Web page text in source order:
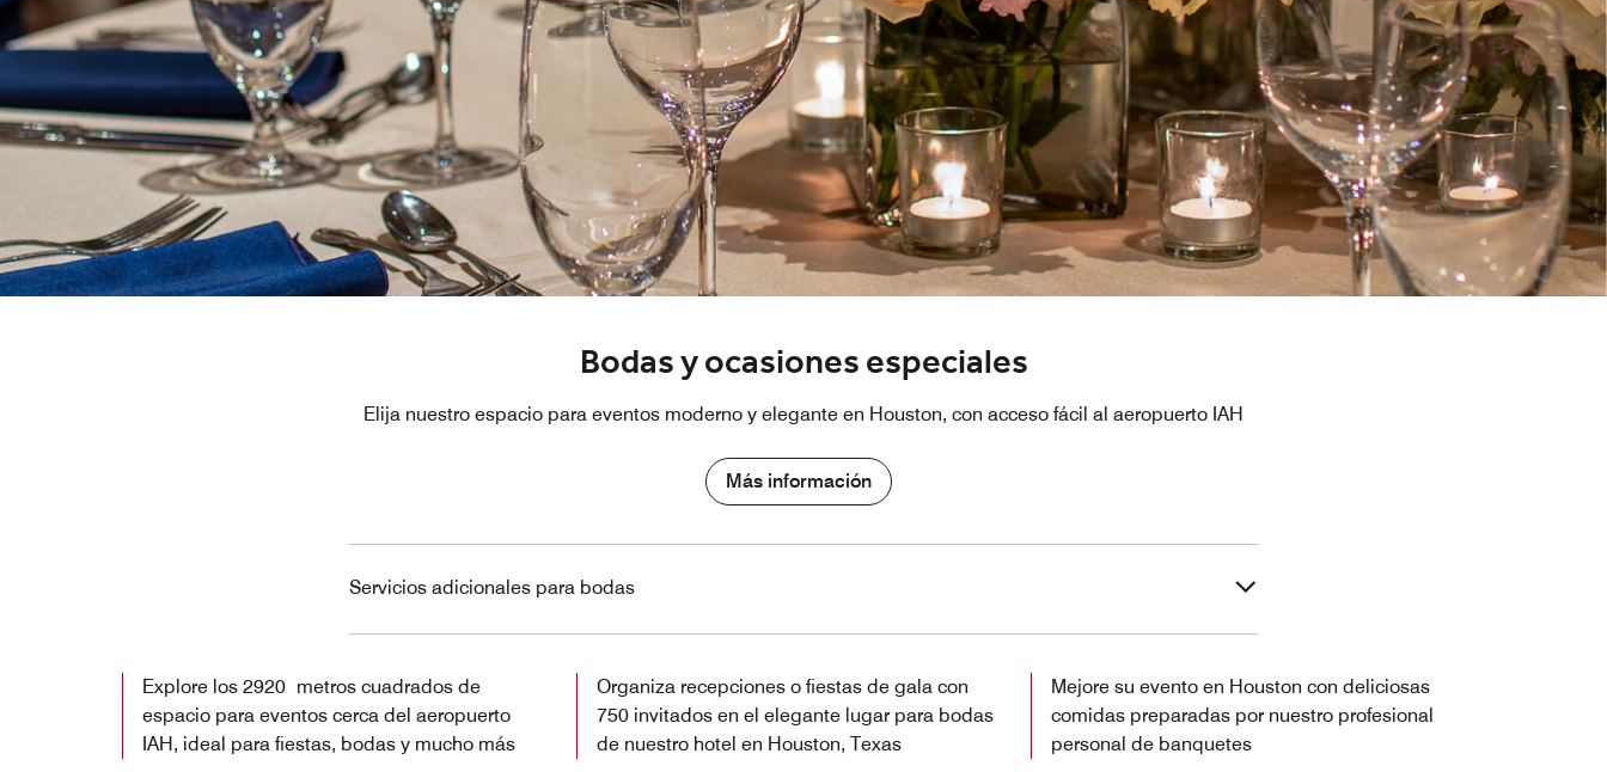
Bodas y ocasiones especiales
Elija nuestro espacio para eventos moderno y elegante en Houston, con acceso fácil al aeropuerto IAH
Más información
Servicios adicionales para bodas
Explore los 2920 metros cuadrados de
espacio para eventos cerca del aeropuerto
IAH, ideal para fiestas, bodas y mucho más
Organiza recepciones o fiestas de gala con
750 invitados en el elegante lugar para bodas
de nuestro hotel en Houston, Texas
Mejore su evento en Houston con deliciosas
comidas preparadas por nuestro profesional
personal de banquetes